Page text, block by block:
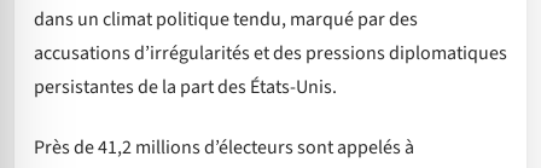
dans un climat politique tendu, marqué par des
accusations d’irrégularités et des pressions diplomatiques
persistantes de la part des États-Unis.
Près de 41,2 millions d’électeurs sont appelés à